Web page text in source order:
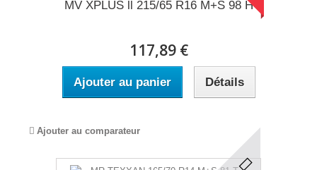
MV XPLUS ll 215/65 R16 M+S 98 H
117,89 €
Ajouter au panier Détails
Ajouter au comparateur